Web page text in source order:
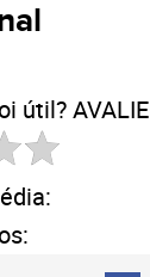
útil? AVALIE